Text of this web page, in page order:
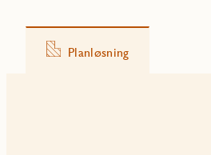
Planløsning